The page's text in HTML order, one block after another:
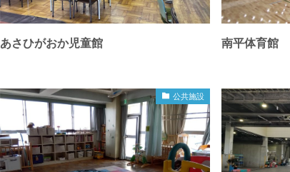
あさひがおか児童館 南平体育館
公共施設